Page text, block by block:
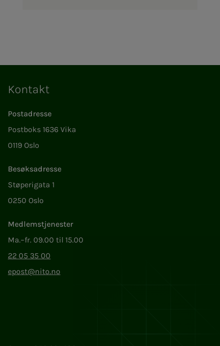
Kontakt
Postadresse
Postboks 1636 Vika
0119 Oslo
Besøksadresse
Støperigata 1
0250 Oslo
Medlemstjenester
Ma.–fr. 09.00 til 15.00
22 05 35 00
epost@nito.no